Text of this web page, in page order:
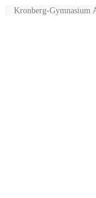
Kronberg-Gymnasium